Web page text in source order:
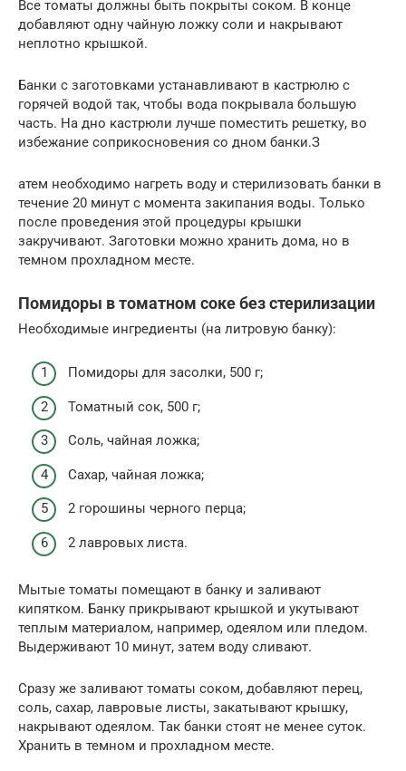
Все томаты должны быть покрыты соком. В конце
добавляют одну чайную ложку соли и накрывают
неплотно крышкой.
Банки с заготовками устанавливают в кастрюлю с
горячей водой так, чтобы вода покрывала большую
часть. На дно кастрюли лучше поместить решетку, во
избежание соприкосновения со дном банки.З
атем необходимо нагреть воду и стерилизовать банки в
течение 20 минут с момента закипания воды. Только
после проведения этой процедуры крышки
закручивают. Заготовки можно хранить дома, но в
темном прохладном месте.
Помидоры в томатном соке без стерилизации
Необходимые ингредиенты (на литровую банку):
Помидоры для засолки, 500 г;
Томатный сок, 500 г;
Соль, чайная ложка;
Сахар, чайная ложка;
2 горошины черного перца;
2 лавровых листа.
Мытые томаты помещают в банку и заливают
кипятком. Банку прикрывают крышкой и укутывают
теплым материалом, например, одеялом или пледом.
Выдерживают 10 минут, затем воду сливают.
Сразу же заливают томаты соком, добавляют перец,
соль, сахар, лавровые листы, закатывают крышку,
накрывают одеялом. Так банки стоят не менее суток.
Хранить в темном и прохладном месте.